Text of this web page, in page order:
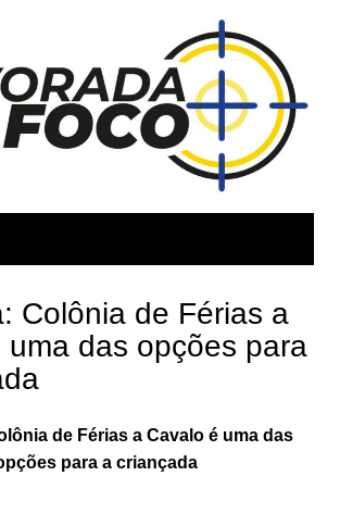
Colônia de Férias a
uma das opções para
de Férias a Cavalo é uma das
para a criançada